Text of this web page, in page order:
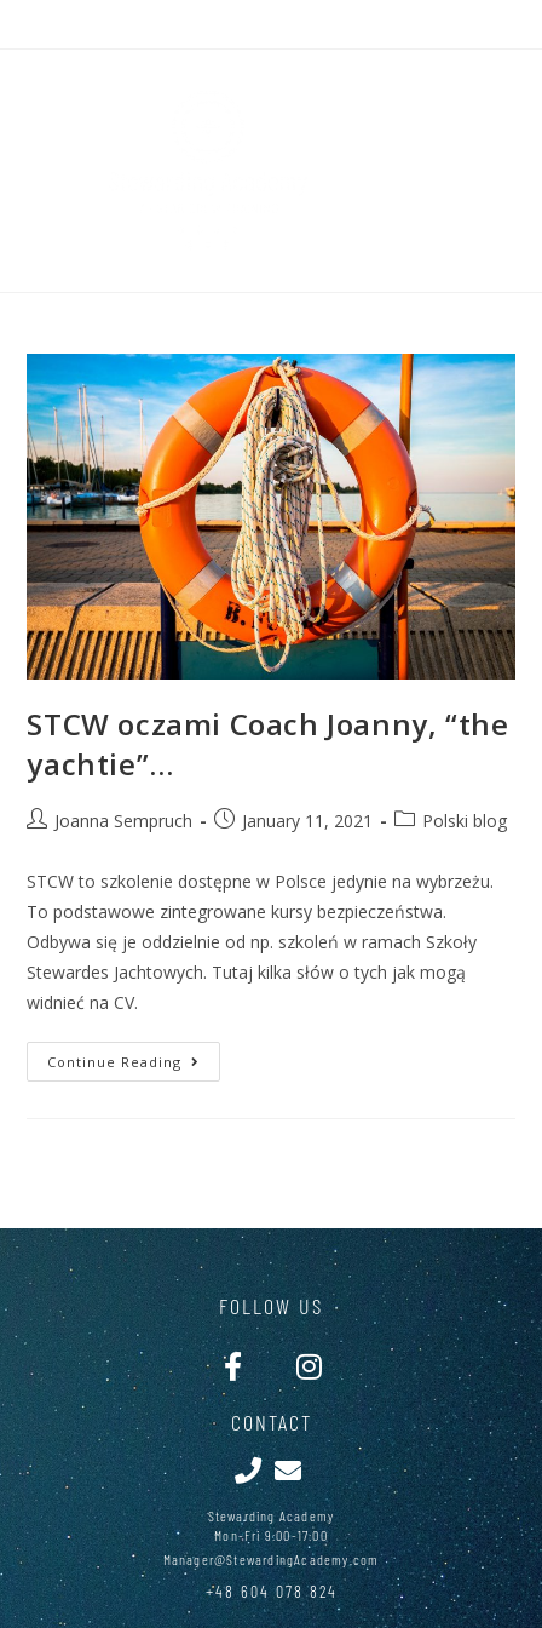
STCW oczami Coach Joanny, “the
yachtie”…
Joanna Sempruch January 11, 2021 Polski blog
STCW to szkolenie dostępne w Polsce jedynie na wybrzeżu.
To podstawowe zintegrowane kursy bezpieczeństwa.
Odbywa się je oddzielnie od np. szkoleń w ramach Szkoły
Stewardes Jachtowych. Tutaj kilka słów o tych jak mogą
widnieć na CV.
Continue Reading
FOLLOW US
CONTACT
Stewarding Academy
Mon-Fri 9:00-17:00
Manager@StewardingAcademy.com
+48 604 078 824